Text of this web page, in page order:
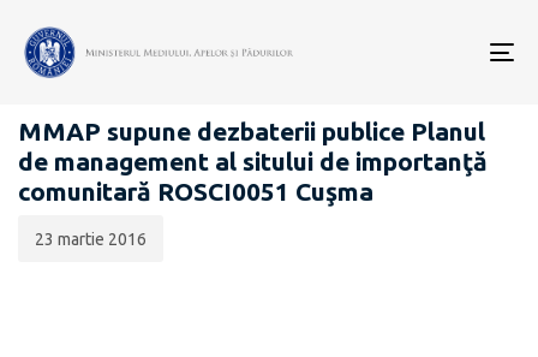
PROIECTE ACTE NORMATIVE
MMAP supune dezbaterii publice Planul
de management al sitului de importanţă
comunitară ROSCI0051 Cuşma
publicării:
23 martie 2016